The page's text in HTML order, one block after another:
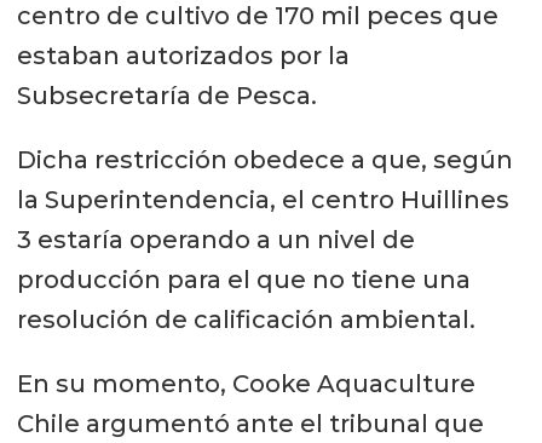
centro de cultivo de 170 mil peces que
estaban autorizados por la
Subsecretaría de Pesca.
Dicha restricción obedece a que, según
la Superintendencia, el centro Huillines
3 estaría operando a un nivel de
producción para el que no tiene una
resolución de calificación ambiental.
En su momento, Cooke Aquaculture
Chile argumentó ante el tribunal que